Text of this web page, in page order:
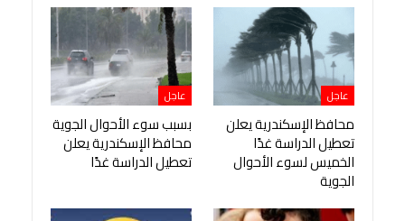
عاجل
محافظ الإسكندرية يعلن
تعطيل الدراسة غدًا
الخميس لسوء الأحوال
الجوية
عاجل
بسبب سوء الأحوال الجوية
محافظ الإسكندرية يعلن
تعطيل الدراسة غدًا